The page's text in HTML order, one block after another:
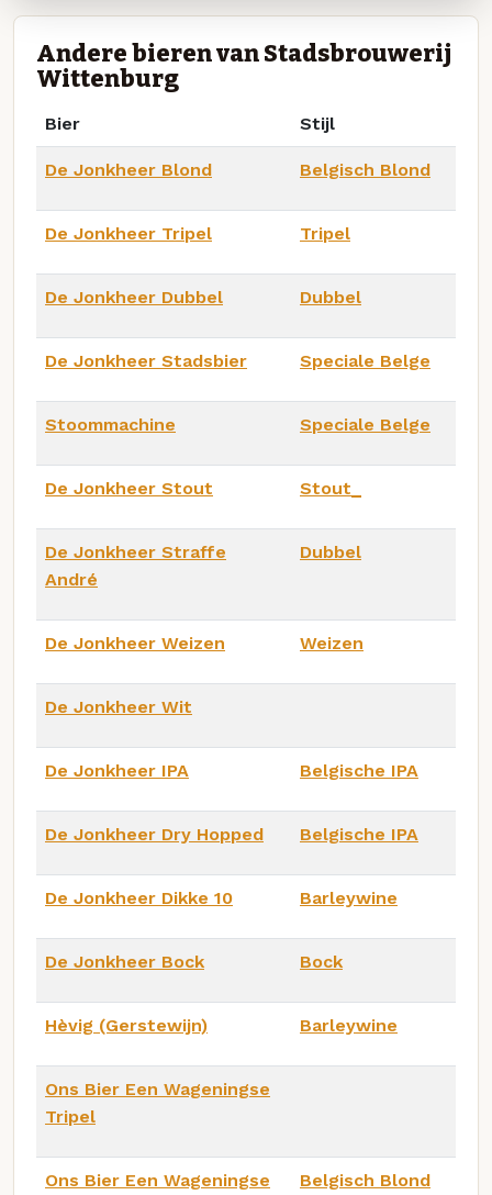
Andere bieren van Stadsbrouwerij
Wittenburg
Bier Stijl
De Jonkheer Blond Belgisch Blond
De Jonkheer Tripel Tripel
De Jonkheer Dubbel Dubbel
De Jonkheer Stadsbier Speciale Belge
Stoommachine Speciale Belge
De Jonkheer Stout Stout_
De Jonkheer Straffe
André
Dubbel
De Jonkheer Weizen Weizen
De Jonkheer Wit
De Jonkheer IPA Belgische IPA
De Jonkheer Dry Hopped Belgische IPA
De Jonkheer Dikke 10 Barleywine
De Jonkheer Bock Bock
Hèvig (Gerstewijn) Barleywine
Ons Bier Een Wageningse
Tripel
Ons Bier Een Wageningse
Belgisch Blond